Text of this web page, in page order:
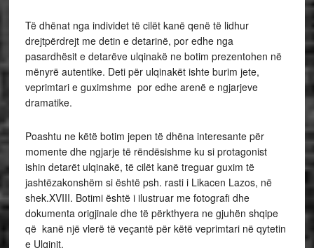
Të dhënat nga individet të cilët kanë qenë të lidhur
drejtpërdrejt me detin e detarinë, por edhe nga
pasardhësit e detarëve ulqinakë ne botim prezentohen në
mënyrë autentike. Deti për ulqinakët ishte burim jete,
veprimtari e guximshme por edhe arenë e ngjarjeve
dramatike.
Poashtu ne këtë botim jepen të dhëna interesante për
momente dhe ngjarje të rëndësishme ku si protagonist
ishin detarët ulqinakë, të cilët kanë treguar guxim të
jashtëzakonshëm si është psh. rasti i Likacen Lazos, në
shek.XVIII. Botimi është i ilustruar me fotografi dhe
dokumenta origjinale dhe të përkthyera ne gjuhën shqipe
që kanë një vlerë të veçantë për këtë veprimtari në qytetin
e Ulqinit.